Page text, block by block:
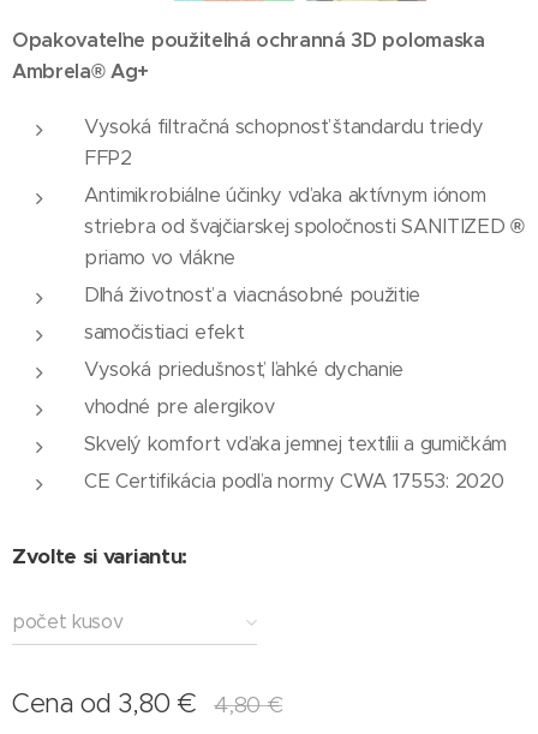
Opakovateľne použiteľná ochranná 3D polomaska
Ambrela® Ag+
Vysoká filtračná schopnosť štandardu triedy
FFP2
Antimikrobiálne účinky vďaka aktívnym iónom
striebra od švajčiarskej spoločnosti SANITIZED ®
priamo vo vlákne
Dlhá životnosť a viacnásobné použitie
samočistiaci efekt
Vysoká priedušnosť, ľahké dychanie
vhodné pre alergikov
Skvelý komfort vďaka jemnej textílii a gumičkám
CE Certifikácia podľa normy CWA 17553: 2020
Zvolte si variantu:
počet kusov
Cena od 3,80 € 4,80€